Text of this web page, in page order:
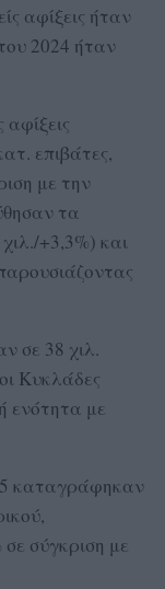
αφίξεις ήταν
2024 ήταν
αφίξεις
επιβάτες,
με την
τα
+3,3%) και
σε 38 χιλ.
Κυκλάδες
ενότητα με
καταγράφηκαν
σύγκριση με